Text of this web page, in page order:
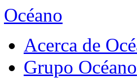
Océano
Acerca de
Grupo Océano